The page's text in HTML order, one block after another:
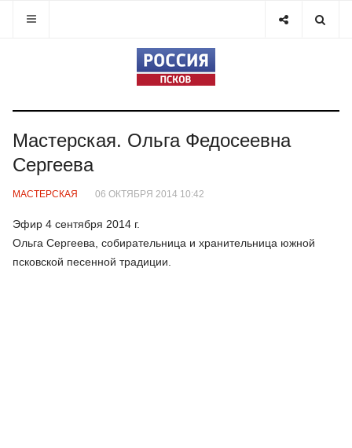
Мастерская. Ольга Федосеевна
Сергеева
МАСТЕРСКАЯ 06 ОКТЯБРЯ 2014 10:42
Эфир 4 сентября 2014 г.
Ольга Сергеева, собирательница и хранительница южной
псковской песенной традиции.